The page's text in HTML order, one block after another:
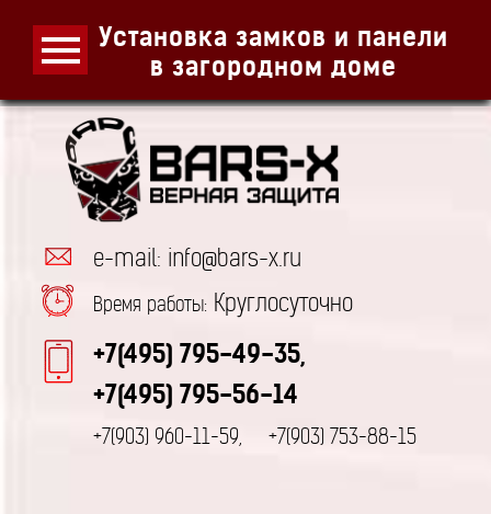
Установка замков и панели
в загородном доме
e-mail: info@bars-x.ru
Время работы: Круглосуточно
+7(495) 795-49-35,
+7(495) 795-56-14
+7(903) 960-11-59, +7(903) 753-88-15